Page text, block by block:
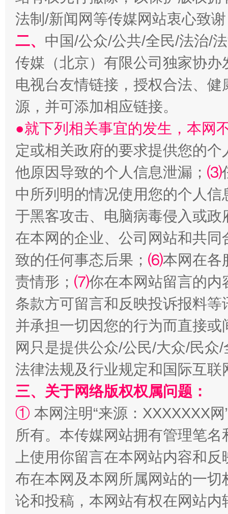
全民健身五年计划来了！等你上场
阿坝州三大球赛在茂县开幕 规模
国家大学科技园优化重塑工作
扯下公款旅游的“隐身衣” 如何以
法制/新闻网等传媒网站衷心致
二、 中国/公众/公共/全民/法治/
传媒（北京）有限公司独家协
电视台友情链接，授权合法、
源，并可添加相应链接。
●就下列相关事宜的发生，本网
定或相关政府的要求提供您的个
他原因导致的个人信息泄漏； ⑶
中所列明的情况使用您的个人
于黑客攻击、电脑病毒侵入或
在本网的企业、公司网站和共
致的任何事态后果； ⑹本网在各
责情形； ⑺你在本网站留言的内
条款方可留言和反映投诉报料
并承担一切因您的行为而直接
网只是提供公众/公民/大众/民
法律法规及行业规定和国际互
三、关于网络版权权属问题：
① 本网注明“来源：XXXXXXX
所有。本传媒网站拥有管理笔
上使用你留言在本网站内容和
布在本网及本网所属网站的一
论和投稿，本网站有权在网站